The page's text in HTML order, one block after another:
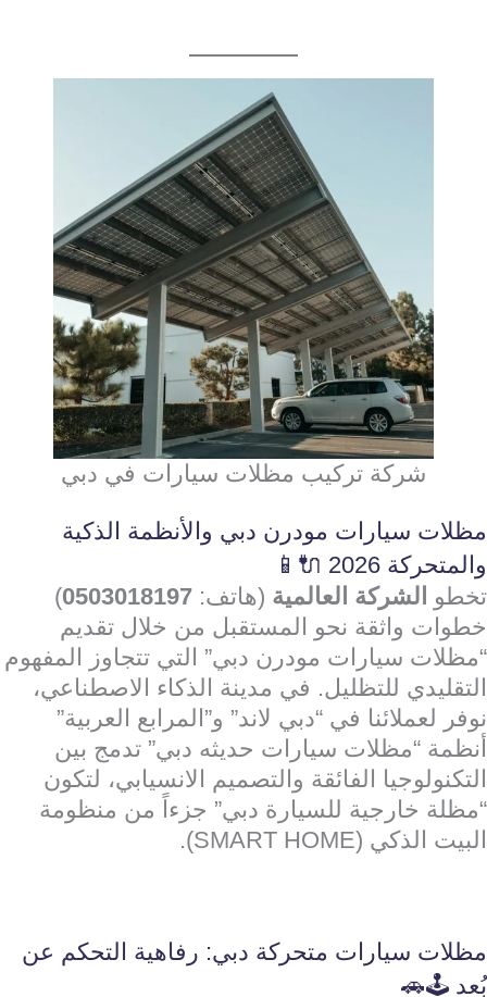
شركة تركيب مظلات سيارات في دبي
مظلات سيارات مودرن دبي والأنظمة الذكية
والمتحركة 2026 🔌📱
تخطو الشركة العالمية (هاتف: 0503018197
)
خطوات واثقة نحو المستقبل من خلال تقديم
“مظلات سيارات مودرن دبي” التي تتجاوز المفهوم
التقليدي للتظليل. في مدينة الذكاء الاصطناعي،
نوفر لعملائنا في “دبي لاند” و”المرابع العربية”
أنظمة “مظلات سيارات حديثه دبي” تدمج بين
التكنولوجيا الفائقة والتصميم الانسيابي، لتكون
“مظلة خارجية للسيارة دبي” جزءاً من منظومة
البيت الذكي (SMART HOME).
مظلات سيارات متحركة دبي: رفاهية التحكم عن
بُعد 🕹️🚗